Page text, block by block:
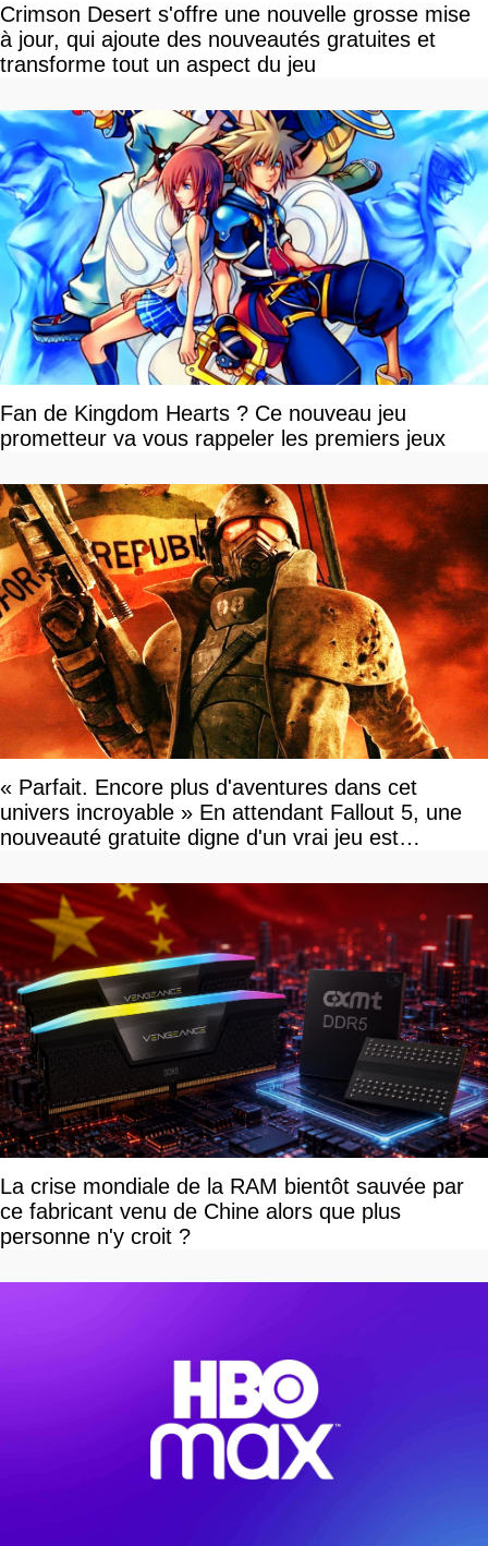
Crimson Desert s'offre une nouvelle grosse mise
à jour, qui ajoute des nouveautés gratuites et
transforme tout un aspect du jeu
Fan de Kingdom Hearts ? Ce nouveau jeu
prometteur va vous rappeler les premiers jeux
« Parfait. Encore plus d'aventures dans cet
univers incroyable » En attendant Fallout 5, une
nouveauté gratuite digne d'un vrai jeu est
La crise mondiale de la RAM bientôt sauvée par
ce fabricant venu de Chine alors que plus
personne n'y croit ?